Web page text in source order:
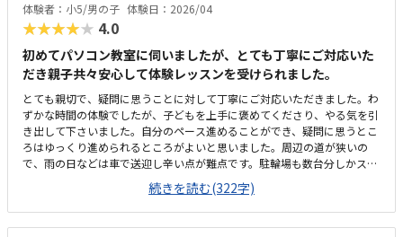
体験者：小5/男の子 体験日：2026/04
★★★★★ 4.0
初めてパソコン教室に伺いましたが、とても丁寧にご対応いた
だき親子共々安心して体験レッスンを受けられました。
とても親切で、疑問に思うことに対して丁寧にご対応いただきました。わ
ずかな時間の体験でしたが、子どもを上手に褒めてくださり、やる気を引
き出して下さいました。自分のペース進めることができ、疑問に思うとこ
ろはゆっくり進められるところがよいと思いました。周辺の道が狭いの
で、雨の日などは車で送迎し辛い点が難点です。駐輪場も数台分しかスペ
ースがないようです。様々なお知らせや検定結果などが掲示されていて、
モチベーションが上がる環境だも思います。とても良心的な価格で、また
振替も可能とのことなので、気軽に始めやすいかと思います。様々なコー
スがあり、またひとつのコースもそれほど長くないので、楽しみながら
続きを読む(322字)